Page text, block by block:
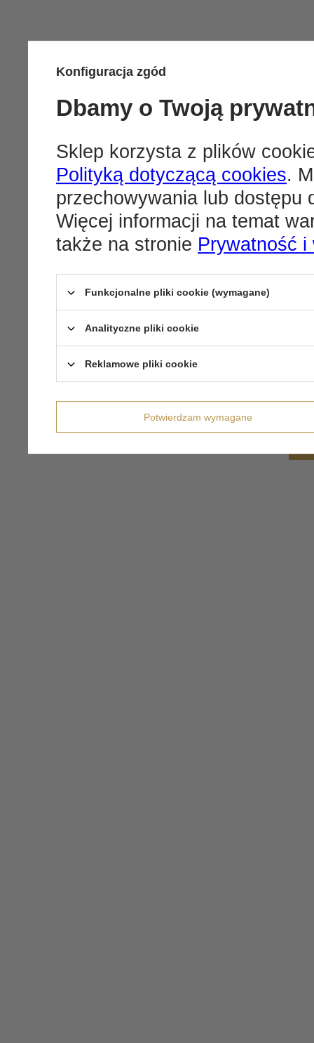
Konfiguracja zgód
Dbamy o Twoją
Sklep korzysta z plików
Polityką dotyczącą cookies.
przechowywania lub dostępu
Więcej informacji na temat
także na stronie Prywatność i
Funkcjonalne pliki cookie (wymagane)
Analityczne pliki cookie
Reklamowe pliki cookie
Potwierdzam wymagane